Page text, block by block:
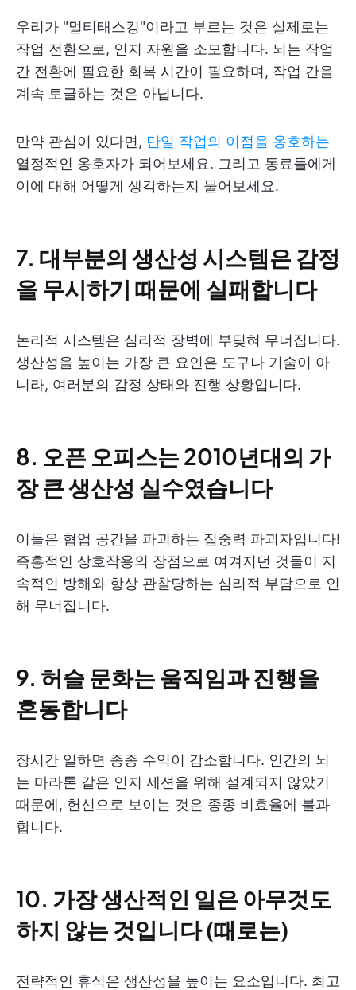
우리가 "멀티태스킹"이라고 부르는 것은 실제로는
작업 전환으로, 인지 자원을 소모합니다. 뇌는 작업
간 전환에 필요한 회복 시간이 필요하며, 작업 간을
계속 토글하는 것은 아닙니다.
만약 관심이 있다면, 단일 작업의 이점을 옹호하는
열정적인 옹호자가 되어보세요. 그리고 동료들에게
이에 대해 어떻게 생각하는지 물어보세요.
7. 대부분의 생산성 시스템은 감정
을 무시하기 때문에 실패합니다
논리적 시스템은 심리적 장벽에 부딪혀 무너집니다.
생산성을 높이는 가장 큰 요인은 도구나 기술이 아
니라, 여러분의 감정 상태와 진행 상황입니다.
8. 오픈 오피스는 2010년대의 가
장 큰 생산성 실수였습니다
이들은 협업 공간을 파괴하는 집중력 파괴자입니다!
즉흥적인 상호작용의 장점으로 여겨지던 것들이 지
속적인 방해와 항상 관찰당하는 심리적 부담으로 인
해 무너집니다.
9. 허슬 문화는 움직임과 진행을
혼동합니다
장시간 일하면 종종 수익이 감소합니다. 인간의 뇌
는 마라톤 같은 인지 세션을 위해 설계되지 않았기
때문에, 헌신으로 보이는 것은 종종 비효율에 불과
합니다.
10. 가장 생산적인 일은 아무것도
하지 않는 것입니다 (때로는)
전략적인 휴식은 생산성을 높이는 요소입니다. 최고